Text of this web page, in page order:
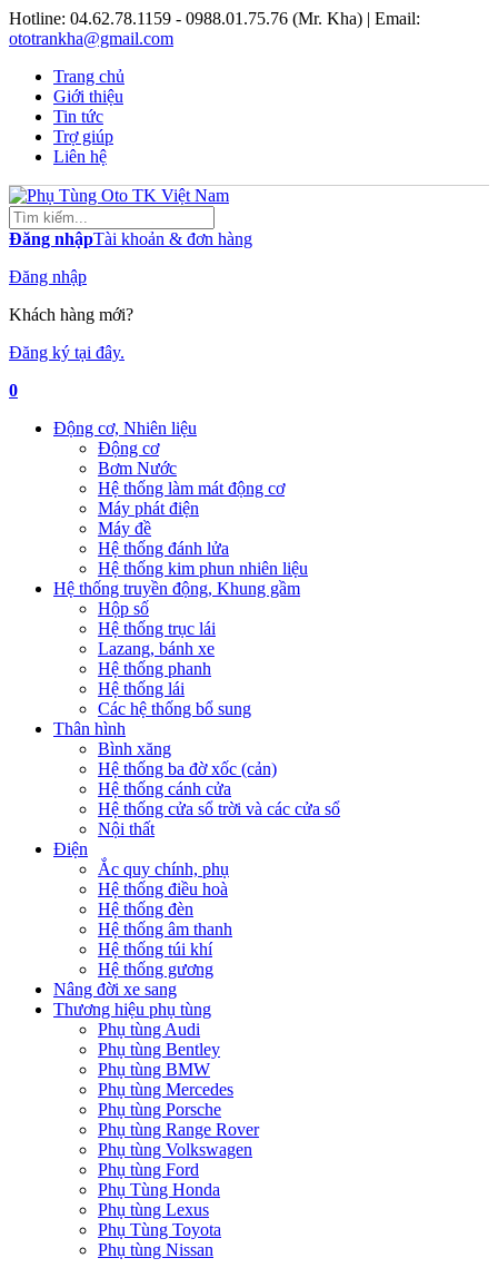
Hotline: 04.62.78.1159 - 0988.01.75.76 (Mr. Kha) | Email:
ototrankha@gmail.com
Trang chủ
Giới thiệu
Tin tức
Trợ giúp
Liên hệ
Đăng nhậpTài khoản & đơn hàng
Đăng nhập
Khách hàng mới?
Đăng ký tại đây.
0
Động cơ, Nhiên liệu
Động cơ
Bơm Nước
Hệ thống làm mát động cơ
Máy phát điện
Máy đề
Hệ thống đánh lửa
Hệ thống kim phun nhiên liệu
Hệ thống truyền động, Khung gầm
Hộp số
Hệ thống trục lái
Lazang, bánh xe
Hệ thống phanh
Hệ thống lái
Các hệ thống bổ sung
Thân hình
Bình xăng
Hệ thống ba đờ xốc (cản)
Hệ thống cánh cửa
Hệ thống cửa sổ trời và các cửa sổ
Nội thất
Điện
Ắc quy chính, phụ
Hệ thống điều hoà
Hệ thống đèn
Hệ thống âm thanh
Hệ thống túi khí
Hệ thống gương
Nâng đời xe sang
Thương hiệu phụ tùng
Phụ tùng Audi
Phụ tùng Bentley
Phụ tùng BMW
Phụ tùng Mercedes
Phụ tùng Porsche
Phụ tùng Range Rover
Phụ tùng Volkswagen
Phụ tùng Ford
Phụ Tùng Honda
Phụ tùng Lexus
Phụ Tùng Toyota
Phụ tùng Nissan